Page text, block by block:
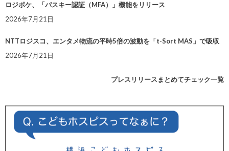
ロジポケ、「パスキー認証（MFA）」機能をリリース
2026年7月21日
NTTロジスコ、エンタメ物流の平時5倍の波動を「t-Sort MAS」で吸収
2026年7月21日
プレスリリースまとめてチェック一覧